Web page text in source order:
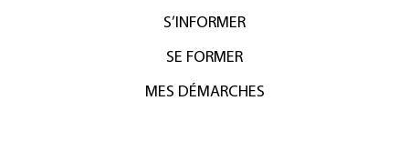
S’INFORMER
SE FORMER
MES DÉMARCHES